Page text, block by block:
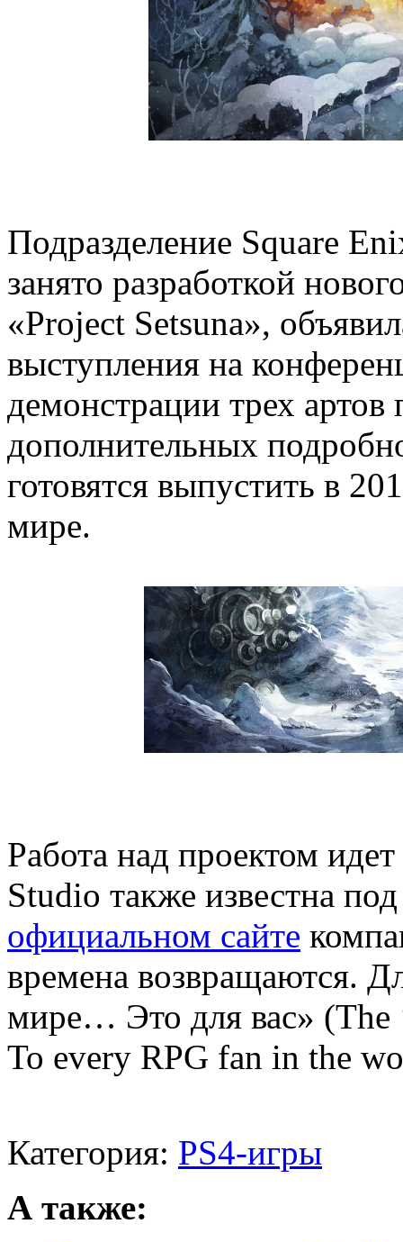
Подразделение Square
занято разработкой
«Project Setsuna»,
выступления на
демонстрации трех артов
дополнительных
готовятся выпустить в
мире.
Работа над проектом
Studio также известна
официальном сайте
времена возвращаются.
мире… Это для вас» (The
To every RPG fan in the
Категория: PS4-игры
А также: